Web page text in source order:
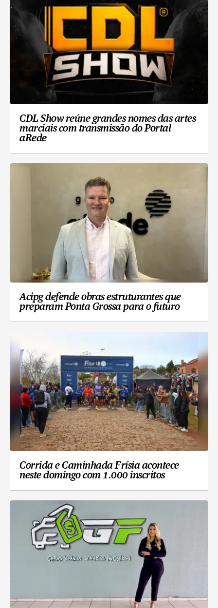
CDL Show reúne grandes nomes das artes
marciais com transmissão do Portal
aRede
Acipg defende obras estruturantes que
preparam Ponta Grossa para o futuro
Corrida e Caminhada Frísia acontece
neste domingo com 1.000 inscritos